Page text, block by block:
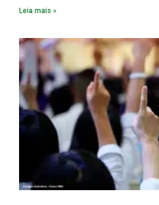
milhões.
Leia mais »